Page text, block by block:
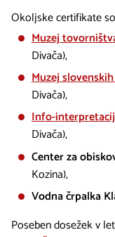
Okoljske certifikate
Muzej
Divača),
Muzej
Divača),
Info-
Divača),
Center za
Kozina),
Vodna črpalka
Poseben dosežek v